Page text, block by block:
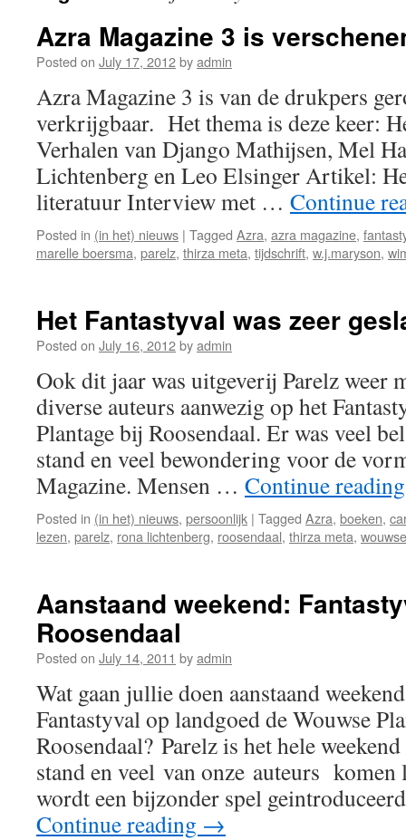
Azra Magazine 3 is
Posted on July 17, 2012byadmin
Azra Magazine 3 is van de drukpers
verkrijgbaar. Het thema is deze keer:
Verhalen van Django Mathijsen, Mel
Lichtenberg en Leo Elsinger Artikel:
literatuur Interview met … Continue
Posted in (in het) nieuws | Tagged Azra, azra magazine,
marelle boersma, parelz, thirza meta, tijdschrift, w.j.maryson,
Het Fantastyval was zeer
Posted on July 16, 2012byadmin
Ook dit jaar was uitgeverij Parelz weer
diverse auteurs aanwezig op het
Plantage bij Roosendaal. Er was veel
stand en veel bewondering voor de
Magazine. Mensen … Continue
Posted in (in het) nieuws, persoonlijk | Tagged Azra, boeken,
lezen, parelz, rona lichtenberg, roosendaal, thirza meta,
Aanstaand weekend:
Roosendaal
Posted on July 14, 2011 byadmin
Wat gaan jullie doen aanstaand
Fantastyval op landgoed de Wouwse
Roosendaal? Parelz is het hele
stand en veel van onze auteurs komen
wordt een bijzonder spel
Continue reading →